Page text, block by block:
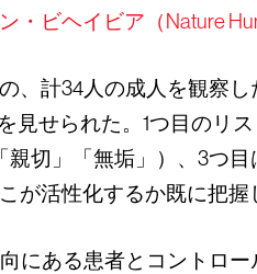
・ビヘイビア（Nature
計34人の成人を観察
見せられた。1つ目のリ
切」「無垢」）、3つ
活性化するか既に把握
にある患者とコントロ